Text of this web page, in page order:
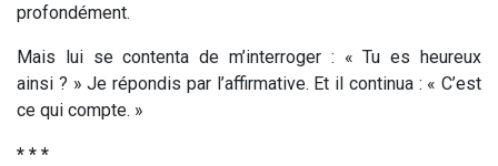
profondément.
Mais lui se contenta de m’interroger : « Tu es heureux
ainsi ? » Je répondis par l’affirmative. Et il continua : « C’est
ce qui compte. »
* * *